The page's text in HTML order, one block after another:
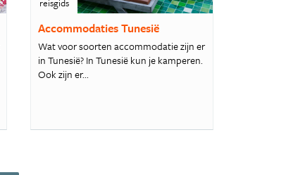
reisgids
Accommodaties Tunesië
Wat voor soorten accommodatie zijn er
in Tunesië? In Tunesië kun je kamperen.
Ook zijn er...